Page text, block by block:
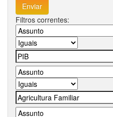
Filtros correntes: